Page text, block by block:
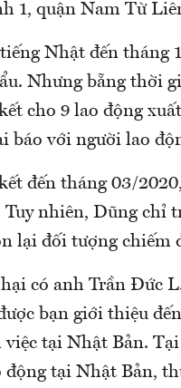
1, quận Nam Từ
Nhật đến tháng
Nhưng bẵng thời
cho 9 lao động
báo với người lao
đến tháng 03/
Tuy nhiên, Dũng chỉ
lại đối tượng chiếm
hại có anh Trần Đức
bạn giới thiệu
tại Nhật Bản.
động tại Nhật Bản,